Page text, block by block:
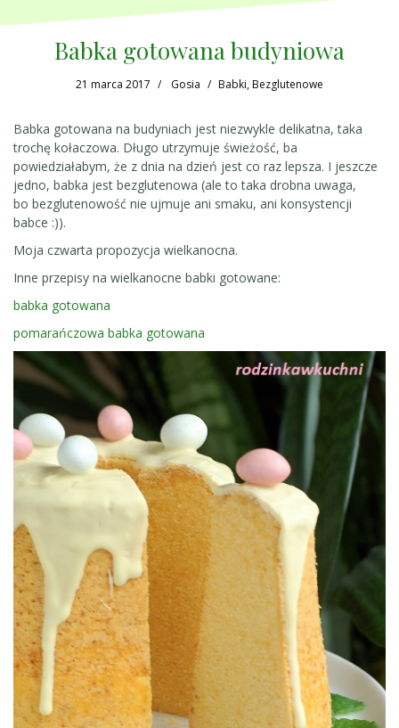
Babka gotowana budyniowa
21 marca 2017 Gosia Babki,Bezglutenowe
Babka gotowana na budyniach jest niezwykle delikatna, taka
trochę kołaczowa. Długo utrzymuje świeżość, ba
powiedziałabym, że z dnia na dzień jest co raz lepsza. I jeszcze
jedno, babka jest bezglutenowa (ale to taka drobna uwaga,
bo bezglutenowość nie ujmuje ani smaku, ani konsystencji
babce :)).
Moja czwarta propozycja wielkanocna.
Inne przepisy na wielkanocne babki gotowane:
babka gotowana
pomarańczowa babka gotowana